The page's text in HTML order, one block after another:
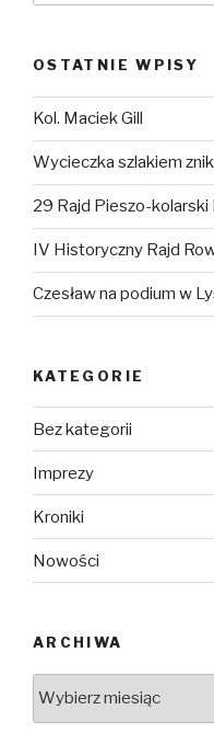
OSTATNIE WPISY
Kol. Maciek Gill
Wycieczka szlakiem
29 Rajd Pieszo-kolarski
IV Historyczny Rajd
Czesław na podium w
KATEGORIE
Bez kategorii
Imprezy
Kroniki
Nowości
ARCHIWA
Archiwa